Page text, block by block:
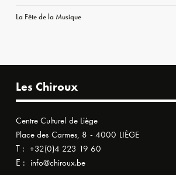
La Fête de la Musique
Les Chiroux
Centre Culturel de Liège
Place des Carmes, 8 - 4000 LIÈGE
T : +32(0)4 223 19 60
E : info@chiroux.be